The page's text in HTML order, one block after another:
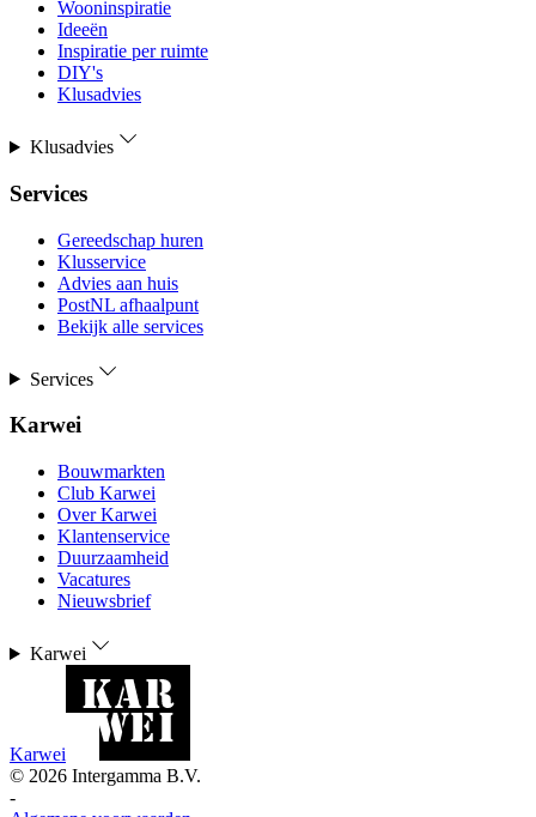
Wooninspiratie
Ideeën
Inspiratie per ruimte
DIY's
Klusadvies
Klusadvies
Services
Gereedschap huren
Klusservice
Advies aan huis
PostNL afhaalpunt
Bekijk alle services
Services
Karwei
Bouwmarkten
Club Karwei
Over Karwei
Klantenservice
Duurzaamheid
Vacatures
Nieuwsbrief
Karwei
Karwei
© 2026 Intergamma B.V.
-